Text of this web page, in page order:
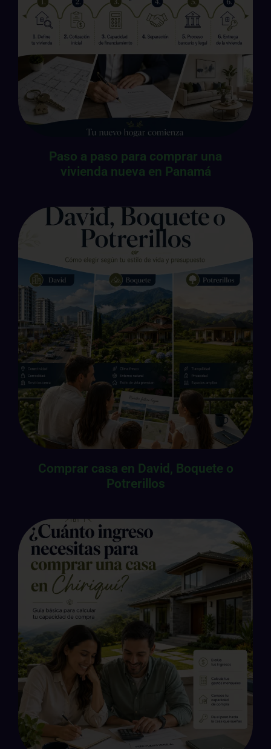
Paso a paso para comprar una
vivienda nueva en Panamá
Comprar casa en David, Boquete o
Potrerillos